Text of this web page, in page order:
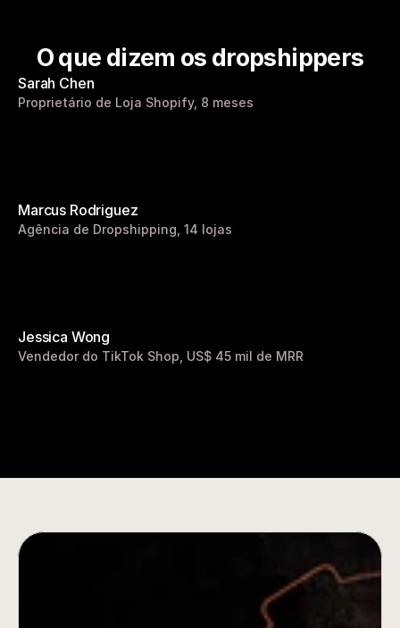
O que dizem os dropshippers
Sarah Chen
Proprietário de Loja Shopify, 8 meses
Marcus Rodriguez
Agência de Dropshipping, 14 lojas
Jessica Wong
Vendedor do TikTok Shop, US$ 45 mil de MRR
Produtos Mais Vendidos do